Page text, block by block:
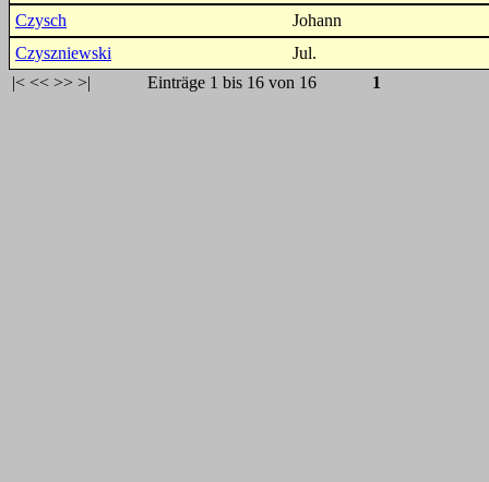
Czysch
Johann
Czyszniewski
Jul.
|< << >> >| Einträge 1 bis 16 von 16 1